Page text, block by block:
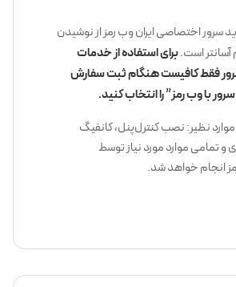
سرور اختصاصی ایران وب رمز از نوشیدن
است.برای استفاده از خدمات
فقط کافیست هنگام ثبت سفارش
با وب رمز” را انتخاب کنید.
نظیر: نصب کنترل‌پنل، کانفیگ‌
و تمامی موارد مورد نیاز توسط
انجام خواهد شد.